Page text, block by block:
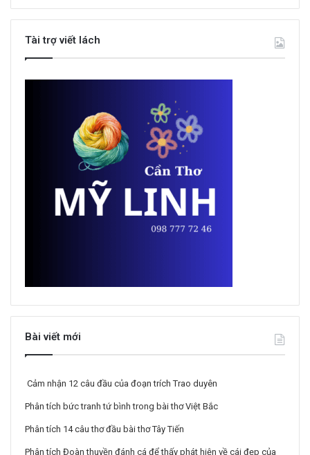
Tài trợ viết lách
Bài viết mới
Cảm nhận 12 câu đầu của đoạn trích Trao duyên
Phân tích bức tranh tứ bình trong bài thơ Việt Bắc
Phân tích 14 câu thơ đầu bài thơ Tây Tiến
Phân tích Đoàn thuyền đánh cá để thấy phát hiện về cái đẹp của